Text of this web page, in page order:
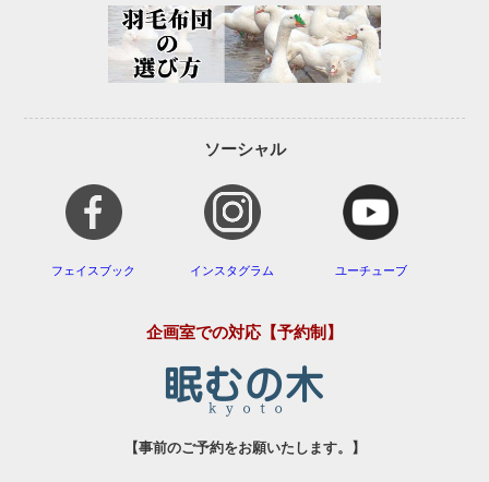
ソーシャル
フェイスブック インスタグラム ユーチューブ
企画室での対応【予約制】
【事前のご予約をお願いたします。】